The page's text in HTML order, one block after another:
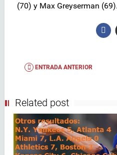
(70) y Max Greyserman (69).
ENTRADA ANTERIOR
Related post